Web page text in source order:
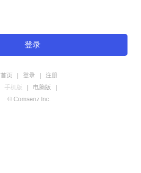
登录
首页 登录
注册
手机版
电脑版
© Comsenz Inc.